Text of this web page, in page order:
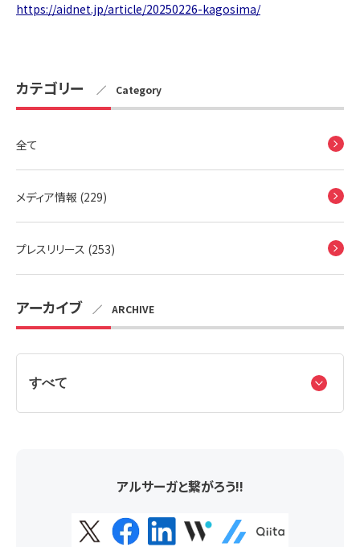
https://aidnet.jp/article/20250226-kagosima/
カテゴリー ／ Category
全て
メディア情報 (229)
プレスリリース (253)
アーカイブ ／ ARCHIVE
アルサーガと繋がろう!!